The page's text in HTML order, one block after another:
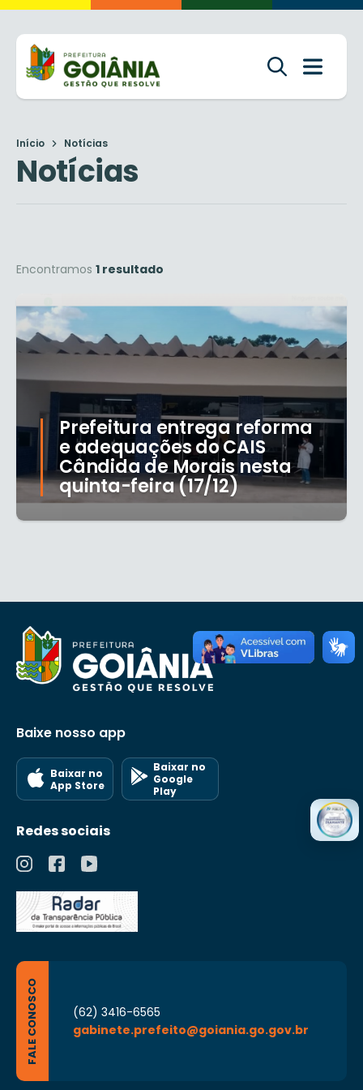
Início Notícias
Notícias
Encontramos 1 resultado
Prefeitura entrega reforma
e adequações do CAIS
Cândida de Morais nesta
quinta-feira (17/12)
Baixe nosso app
Baixar no
App Store
Baixar no
Google
Play
Redes sociais
FALE CONOSCO
(62) 3416-6565
gabinete.prefeito@goiania.go.gov.br